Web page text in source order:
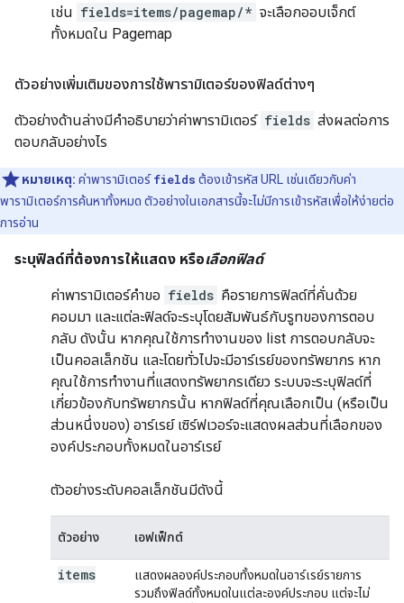
เช่น fields=items/pagemap/* จะเลือกออบเจ็กต์
ทั้งหมดใน Pagemap
ตัวอย่างเพิ่มเติมของการใช้พารามิเตอร์ของฟิลด์ต่างๆ
ตัวอย่างด้านล่างมีคำอธิบายว่าค่าพารามิเตอร์ fields ส่งผลต่อการ
ตอบกลับอย่างไร
หมายเหตุ: ค่าพารามิเตอร์fields ต้องเข้ารหัส URL เช่นเดียวกับค่า
พารามิเตอร์การค้นหาทั้งหมด ตัวอย่างในเอกสารนี้จะไม่มีการเข้ารหัสเพื่อให้ง่ายต่อ
การอ่าน
ระบุฟิลด์ที่ต้องการให้แสดง หรือเลือกฟิลด์
ค่าพารามิเตอร์คำขอ fields คือรายการฟิลด์ที่คั่นด้วย
คอมมา และแต่ละฟิลด์จะระบุโดยสัมพันธ์กับรูทของการตอบ
กลับ ดังนั้น หากคุณใช้การทำงานของ list การตอบกลับจะ
เป็นคอลเล็กชัน และโดยทั่วไปจะมีอาร์เรย์ของทรัพยากร หาก
คุณใช้การทำงานที่แสดงทรัพยากรเดียว ระบบจะระบุฟิลด์ที่
เกี่ยวข้องกับทรัพยากรนั้น หากฟิลด์ที่คุณเลือกเป็น (หรือเป็น
ส่วนหนึ่งของ) อาร์เรย์ เซิร์ฟเวอร์จะแสดงผลส่วนที่เลือกของ
องค์ประกอบทั้งหมดในอาร์เรย์
ตัวอย่างระดับคอลเล็กชันมีดังนี้
ตัวอย่าง เอฟเฟ็กต์
items
แสดงผลองค์ประกอบทั้งหมดในอาร์เรย์รายการ
รวมถึงฟิลด์ทั้งหมดในแต่ละองค์ประกอบ แต่จะไม่